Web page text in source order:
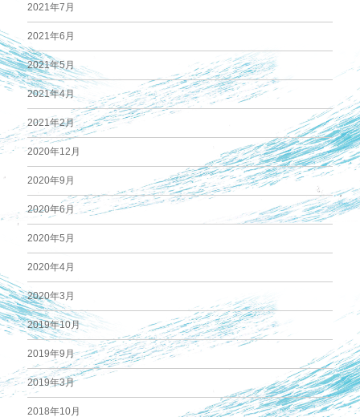
2021年7月
2021年6月
2021年5月
2021年4月
2021年2月
2020年12月
2020年9月
2020年6月
2020年5月
2020年4月
2020年3月
2019年10月
2019年9月
2019年3月
2018年10月